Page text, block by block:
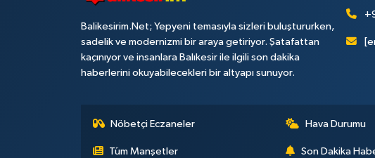
Balikesirim.Net; Yepyeni temasıyla sizleri buluştururken,
sadelik ve modernizmi bir araya getiriyor. Şatafattan
kaçınıyor ve insanlara Balıkesir ile ilgili son dakika
haberlerini okuyabilecekleri bir altyapı sunuyor.
Nöbetçi Eczaneler Hava Durumu
Tüm Manşetler Son Dakika